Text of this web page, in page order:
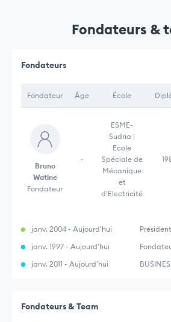
Fondateurs &
Fondateurs
Fondateur Âge École
Bruno
Watine
Fondateur
-
ESME-
Sudria |
Ecole
Spéciale de
Mécanique
et
d'Electricité
janv. 2004 - Aujourd'hui
janv. 1997 - Aujourd'hui
janv. 2011 - Aujourd'hui
Fondateurs & Team